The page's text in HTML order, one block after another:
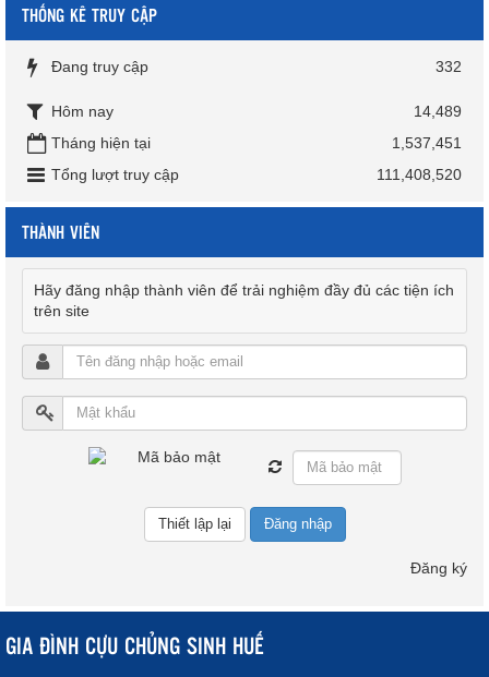
THỐNG KÊ TRUY CẬP
Đang truy cập 332
Hôm nay
14,489
Tháng hiện tại
1,537,451
Tổng lượt truy cập
111,408,520
THÀNH VIÊN
Hãy đăng nhập thành viên để trải nghiệm đầy đủ các tiện ích
trên site
Đăng nhập
Đăng ký
GIA ĐÌNH CỰU CHỦNG SINH HUẾ